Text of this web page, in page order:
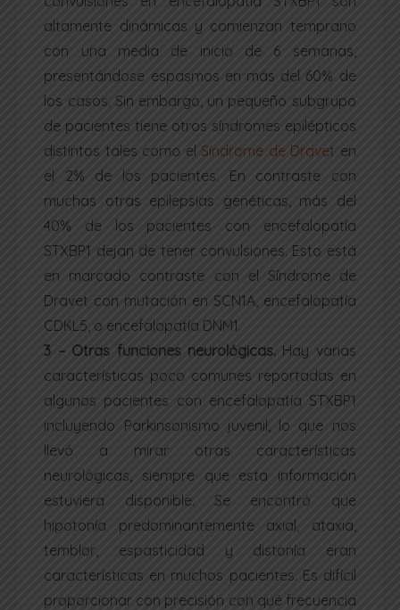
altamente dinámicas y comienzan temprano
con una media de inicio de 6 semanas,
presentándose espasmos en más del 60% de
los casos. Sin embargo, un pequeño subgrupo
de pacientes tiene otros síndromes epilépticos
distintos tales como elSíndrome de Dravet en
el 2% de los pacientes. En contraste con
muchas otras epilepsias genéticas, más del
40% de los pacientes con encefalopatía
STXBP1 dejan de tener convulsiones. Esto está
en marcado contraste con el Síndrome de
Dravet con mutación en SCN1A, encefalopatía
CDKL5, o encefalopatía DNM1.
3 – Otras funciones neurológicas.Hay varias
características poco comunes reportadas en
algunos pacientes con encefalopatía STXBP1
incluyendo Parkinsonismo juvenil, lo que nos
llevó a mirar otras características
neurológicas, siempre que esta información
estuviera disponible. Se encontró que
hipotonía predominantemente axial, ataxia,
temblor, espasticidad y distonía eran
características en muchos pacientes. Es difícil
proporcionar con precisión con qué frecuencia